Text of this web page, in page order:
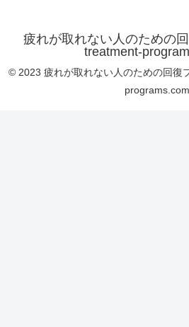
疲れが取れない人のための
treatment-
© 2023 疲れが取れない人のための回復